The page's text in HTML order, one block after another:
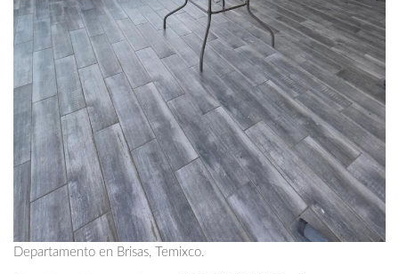
Departamento en Brisas, Temixco.